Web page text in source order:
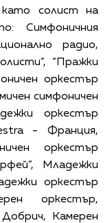
като солист на
Симфоничния
радио,
“Пражки
оркестър
симфоничен
оркестър
- Франция,
оркестър
Младежки
оркестър
оркестър,
Камерен